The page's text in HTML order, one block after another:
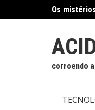
para
Os
corroendo